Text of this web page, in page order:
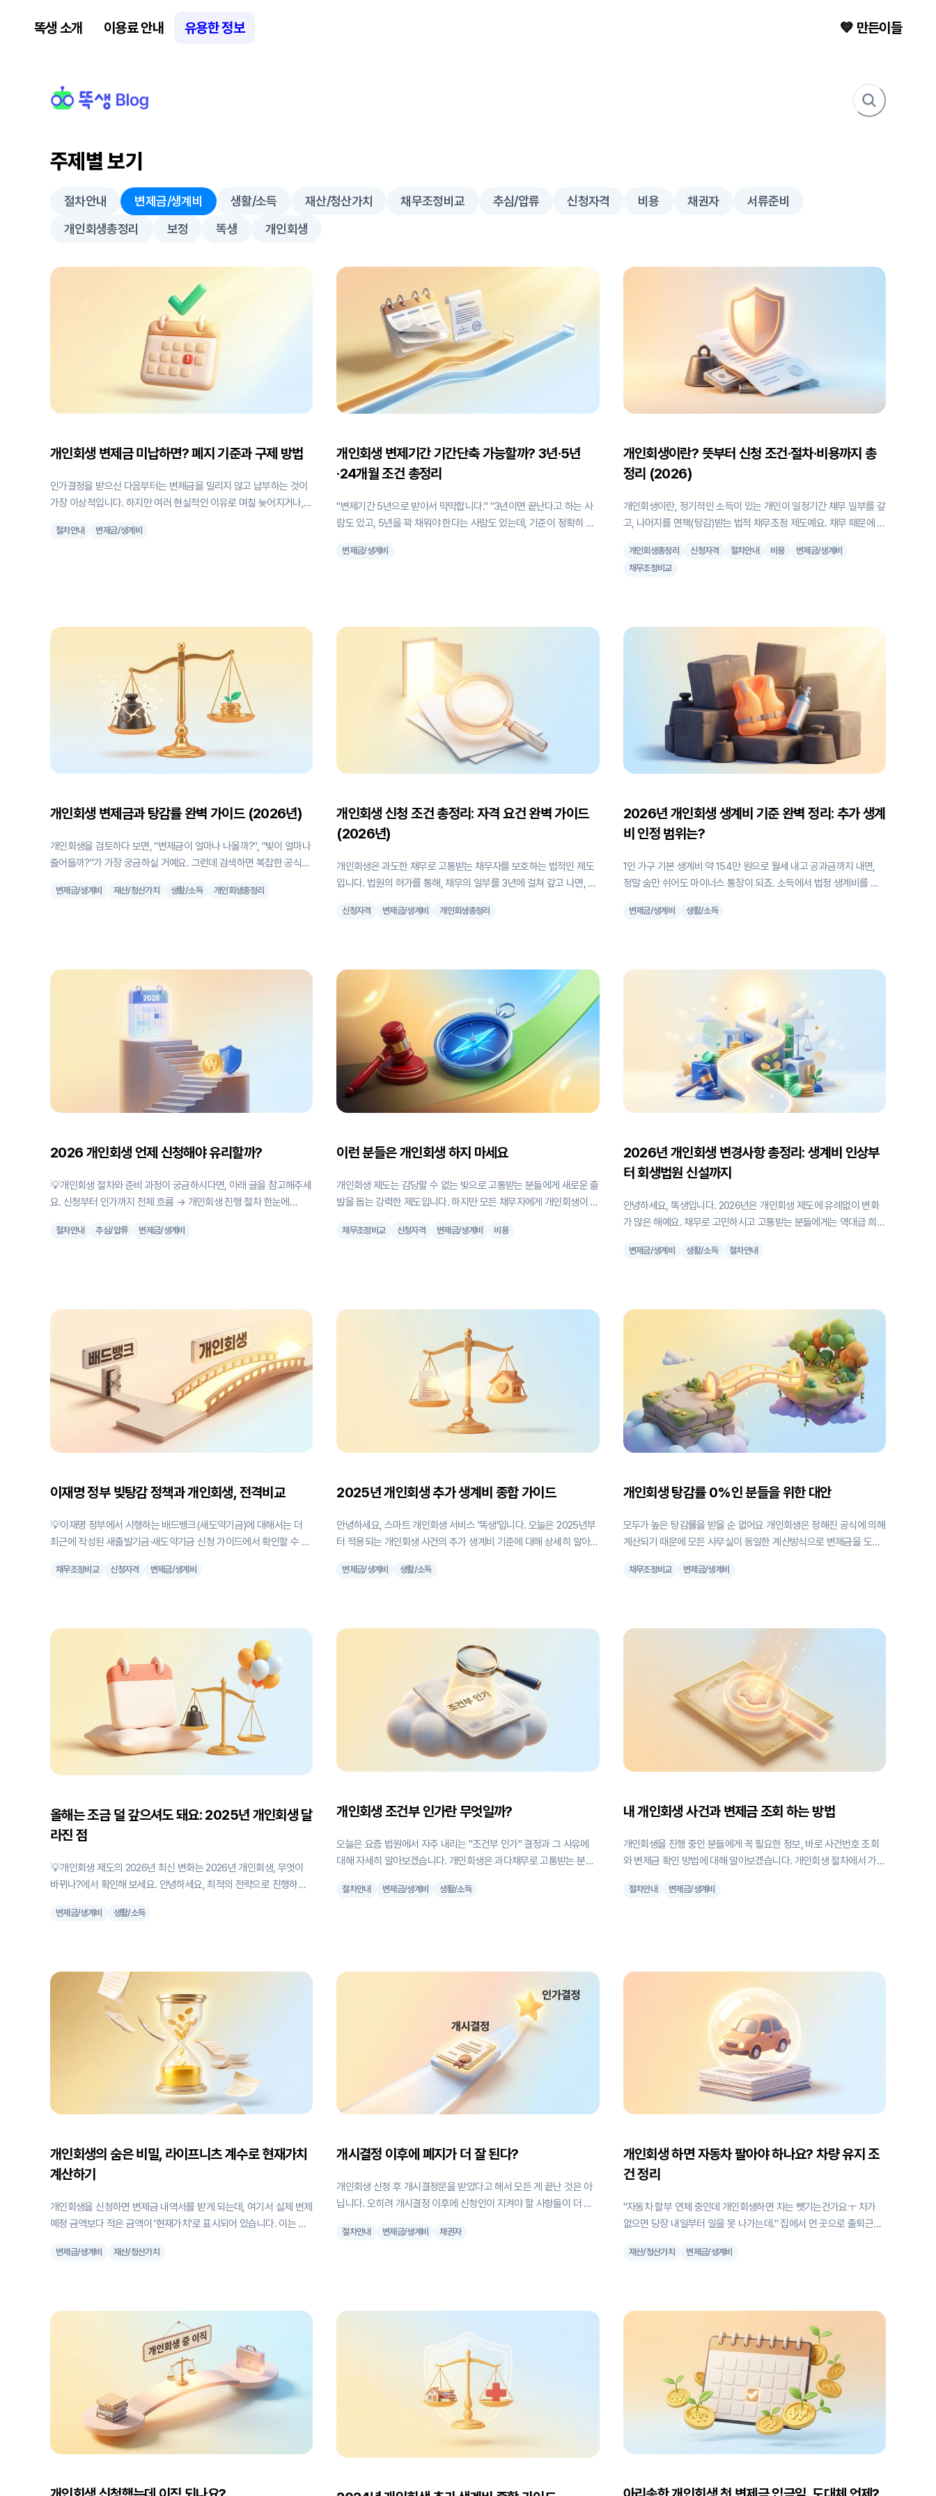
똑생 소개 이용료 안내 유용한 정보 💙 만든이들
변제금/생계비
주제별 보기
절차안내 변제금/생계비 생활/소득 재산/청산가치 채무조정비교 추심/압류 신청자격 비용 채권자
서류준비
개인회생총정리
보정 똑생 개인회생
개인회생 변제금 미납하면? 폐지 기준과 구제 방법
인가결정을 받으신 다음부터는 변제금을 밀리지 않고 납부하는 것이
가장 이상적입니다. 하지만 여러 현실적인 이유로 며칠 늦어지거나,
분들께 '며칠 늦어지면 어떻게 되는지', '미납이 발생할 것 같은데 폐지
번 포스팅에서는 개인회생 폐지 절차와 어떻게 예방하고 대응할 수 있
자회생법에 '3회'라는 횟수가 명시되어 있지는 않습니다. 단지 이행 불
가능이 명백할 때, 절차를 폐지한다고만 되어 있습니다(채무자회생법
절차안내 변제금/생계비
개인회생 변제기간 기간단축 가능할까? 3년·5년
·24개월 조건 총정리
"변제기간 5년으로 받아서 막막합니다." "3년이면 끝난다고 하는 사
람도 있고, 5년을 꽉 채워야 한다는 사람도 있는데, 기준이 정확히 뭔
해야 한다, 어떤 사람은 2년 만에 끝났다더라 사람마다 다르죠. 원칙
년(36개월)을 초과할 수 없다는 것입니다. 그래서 대부분 3년으로 정
해집니다. 참고로 원래는 원칙이 5년(60개월)이었는데, 채무자가 빨
리 경제활동에 복귀할 수 있도록 하자는 취지로 2018년에 3년으로 단
축됐습니다 (대한민국 법원 안내). 예외적으로 최대 5년(60개월)까지
늘어날 수 있습니다. 법에서 정해둔 기준 금액에 못
변제금/생계비
개인회생이란? 뜻부터 신청 조건·절차·비용까지 총
정리 (2026)
개인회생이란, 정기적인 소득이 있는 개인이 일정기간 채무 일부를 갚
고, 나머지를 면책(탕감)받는 법적 채무조정 제도예요. 채무 때문에 막
이 글에서 하나씩 정리해 드릴게요. 개인회생의 뜻부터 신청 조건, 절
차, 비용 구조, 변제금 계산, 면책 후 신용회복까지 2026년 최신 기준
자주 묻는 질문 (FAQ) 개인회생이란? 개인회생은 일정한 소득이 있
지만 채무(빚)가 많아 갚기 어려운 사람이, 일정 기간 동안 일부 금액
만 갚고 나머지 채무를 면제받을 수 있는 법적인 구제 제도입니다. 보
개인회생총정리 신청자격 절차안내 비용
변제금/생계비
채무조정비교
개인회생 변제금과 탕감률 완벽 가이드 (2026년)
개인회생을 검토하다 보면, "변제금이 얼마나 나올까?", "빚이 얼마나
줄어들까?"가 가장 궁금하실 거예요. 그런데 검색하면 복잡한 공식이
려운 경험을 해보셨을 겁니다. 계산기도 대부분 상담을 유도하거나 개
크게 달라요. 이 글에서는 2026년 기준으로 변제금이 어떻게 정해지
는지, 탕감률은 어떻게 되는지 가상 사례를 통해 쉽게 설명해드릴게
야 하는 월 변제금은 간단히 말하면, **소득에서 생계비를 뺀 금액(가
용소득)**이에요. 여기에 나의 변제기간(36개월~60개월)을 곱하면
변제금/생계비 재산/청산가치 생활/소득 개인회생총정리
개인회생 신청 조건 총정리: 자격 요건 완벽 가이드
(2026년)
개인회생은 과도한 채무로 고통받는 채무자를 보호하는 법적인 제도
입니다. 법원의 허가를 통해, 채무의 일부를 3년에 걸쳐 갚고 나면, 남
처분하거나, 직업적인 제한이 따르는 개인파산과 달리 채무자는 자신
는 것이 바로 "나도 신청할 수 있을까?"입니다. 소득이 불규칙하거나,
채무액이 너무 많거나 적다고 생각하시는 분들이 많아요. 이 글에서는
개인회생 신청 자격과 조건을 체계적으로 정리했습니다. 필수 조건 4
가지를 먼저 이해하고, 개인의 특수한 상황에 따른 판단 기준을 확인
하실 수 있습니다. 1. 개인회생 신청 자격, 나도 될까? 개인회생은 채무
자가 일정한 소득으로 채무 일부를 변제하고 나머지는 면책받는 법적
채무조정 제도입니다. 개인회생은 개인파산과 달리 직업 제한이나 재
산 처분 없
신청자격 변제금/생계비 개인회생총정리
2026년 개인회생 생계비 기준 완벽 정리: 추가 생계
비 인정 범위는?
1인 가구 기본 생계비 약 154만 원으로 월세 내고 공과금까지 내면,
정말 숨만 쉬어도 마이너스 통장이 되죠. 소득에서 법정 생계비를 뺀
틸 수 없다는 막막함이 밀려오실 거예요. 다행히 방법이 아예 없는 건
생이란? 총정리에서 생계비가 변제금에 얼마나 큰 영향을 미치는지
생계비와 뭐가 다른가요? 기본 생계비(기준 중위소득의 60%) 안에
는 주거비, 교육비, 의료비가 이미 일정 부분 포함되어 있어요. 하지만
실제 지출이 이 포함 금액을 넘는다면, 그 초과분을 추가 생계비로 인
정해달라고 법원에 요청할 수 있죠. 법원이 인정하는 추가 생계비 항
목은 크게 4가지예요: * 주거비: 월세, 주택담보대출
변제금/생계비 생활/소득
2026 개인회생 언제 신청해야 유리할까?
💡개인회생 절차와 준비 과정이 궁금하시다면, 아래 글을 참고해주세
요. 신청부터 인가까지 전체 흐름 → 개인회생 진행 절차 한눈에
총정리 "2026년에 제도가 좋아진다니까 기다렸다가 하면 되지 않을
근 설명해 드릴게요. 2026년이 좋다는 건 알겠는데.... 왜 지금? 먼저,
왜 많은 분들이 2026년을 기다리는지부터 이해해야 해요. 2026년에
는 개인회생 제도가 획기적으로 개선됩니다: * 1월: 최저생계비 대폭
상향 (역대 최대 중위 소득 인상) → 변제금 부담 감소 * 3월: 회생 법
원 전국 확대 (대전, 대구, 광
절차안내 추심/압류 변제금/생계비
이런 분들은 개인회생 하지 마세요
개인회생 제도는 감당할 수 없는 빚으로 고통받는 분들에게 새로운 출
발을 돕는 강력한 제도입니다. 하지만 모든 채무자에게 개인회생이 최
갚는 것이 시간과 비용을 아낄 뿐 아니라 훨씬 유리하고 빠른 경우가
에서 최대 5년간 법원의 관리 아래 변제를 진행해야 합니다. 만약 본
인의 빚 규모가 상대적으로 작고(예: 1,000만 원 이하), 매달 발생하는
소득이 충분하여 빚을 갚아나갈 여력이 있다면 개인회생을 선택하는
것은 오히려 시간과 비용을 낭비할 수 있습니다. * 문제점: 개인회생
절차 진행을 위해 법률 대리인 수임료와 법원 비용(인지대, 송달료)이
채무조정비교 신청자격 변제금/생계비 비용
2026년 개인회생 변경사항 총정리: 생계비 인상부
터 회생법원 신설까지
안녕하세요, 똑생입니다. 2026년은 개인회생 제도에 유례없이 변화
가 많은 해예요. 채무로 고민하시고 고통받는 분들에게는 역대급 희소
세 곳(대전, 대구, 광주)이 새롭게 신설되며, 압류에서 보호받는 범위
줄었습니다 2. 대전·대구·광주 회생법원 동시 신설 → 인천·경기 북부·
강원을 제외하면 전국 어디서든 회생법원에 접수할 수 있게 됩니다.
회생법원의 사건 처리 기준은 채무자에게 훨씬 유리해요 3. 압류금지
채권 범위 확대 → 급여 압류가 걱정이셨던 분들에게 희소식. 누구나
압류금지계좌를 1개 개설할 수 있고, 250만원까지 보호됩니다 4. 부
채증명서 통합 발급 → 신청 준비에서 가장 오래 걸리고 번거로웠
변제금/생계비 생활/소득 절차안내
이재명 정부 빚탕감 정책과 개인회생, 전격비교
💡이재명 정부에서 시행하는 배드뱅크(새도약기금)에 대해서는 더
최근에 작성된 새출발기금·새도약기금 신청 가이드에서 확인할 수 있
탕감 정책이 큰 화제입니다. 정부가 배드뱅크를 설립해 "빚을 탕감해
니다. 오히려 법원의 개인회생 제도가 더 현실적인 해결책이 될 가능
부는 한국자산관리공사(캠코)가 출자한 배드뱅크를 통해 금융회사의
부실채권을 매입하여 채무조정을 실시한다고 발표했습니다. 언뜻 보
면 파격적인 빚탕감 정책이지만, 실제 적용 조건을 들여다보면 극소수
의 취약계층만을 위한 특별조치임을 알 수 있습니다. 이재명표 탕감을
받을 수 있는 사람
채무조정비교 신청자격 변제금/생계비
2025년 개인회생 추가 생계비 종합 가이드
안녕하세요, 스마트 개인회생 서비스 '똑생'입니다. 오늘은 2025년부
터 적용되는 개인회생 사건의 추가 생계비 기준에 대해 상세히 알아보
년 12월 12일에 의결한 사항을 바탕으로 작성되었으며, 개인회생을 고
생활에 필요한 비용을 보다 현실적으로 반영하기 위한 제도입니다. 주
로 주거비, 교육비, 의료비 등이 여기에 해당되며, 이를 통해 채무자의
기본적인 생활을 보장하면서도 효과적인 채무 변제가 가능하도록 합
계비로 인정되기 위해서는 다음 중 하나에 해당해야 합니다: 1. 주택담
보대출채권의 원리금을 상환해야 하는 경우 2. 월
변제금/생계비 생활/소득
개인회생 탕감률 0%인 분들을 위한 대안
모두가 높은 탕감률을 받을 순 없어요 개인회생은 정해진 공식에 의해
계산되기 때문에 모든 사무실이 동일한 계산방식으로 변제금을 도출
해요. 대부분의 탕감률이 낮아지는 사유는 수입이 많고 생계비로 인정
씀을 하실 수 있어요. "제 탕감액이 100만원도 안되는데 개인회생을
할 이유가 없어요. 차라리 워크아웃을 바로 하는 게 낫지 않을까요?"
워크아웃(채무조정)이란? 신용회복위원회에서 진행중인 채무상환제
도를 말해요. 최대 70%까지도 원금 탕감을 해주는 등, 개인회생과도
많이 비교선상에 오른답니다. 워크아웃의 간단한 장점을 말씀드리자
채무조정비교 변제금/생계비
올해는 조금 덜 갚으셔도 돼요: 2025년 개인회생 달
라진 점
💡개인회생 제도의 2026년 최신 변화는 2026년 개인회생, 무엇이
바뀌나?에서 확인해 보세요. 안녕하세요, 최적의 전략으로 진행하는
개인회생 제도 변화에 대해 문의를 주시고 계십니다. 특히 최저생계비
상 왜 이렇게 많이 올랐나? 여러분들도 체감하고 계시죠? 물가가 너
무 많이 올랐어요. 러시아-우크라이나 전쟁은 아직도 끝나지 않았고,
코로나 영향으로 인한 인플레이션도 계속되고 있죠. 금리도 계속 내리
고 있는 상황입니다. 이런 현실을 반영해서 2025년 최저생계비가 작
년 대비 약 7% 인상되었습니다. 실제 물가 상승을 생각하면 당연한
조치라고 볼 수 있죠. 2025년 가구별 최저생계비 상세
변제금/생계비 생활/소득
개인회생 조건부 인가란 무엇일까?
오늘은 요즘 법원에서 자주 내리는 "조건부 인가" 결정과 그 사유에
대해 자세히 알아보겠습니다. 개인회생은 과다채무로 고통받는 분들
무를 조정하고 면책을 받을 수 있기 때문이죠. 그러나 최근 제도를 악
내용 등이 있습니다. 즉, 채무자의 갚을 능력을 계속 지켜보겠다는 뜻
* 매달 들어오는 소득이 다른 경우 * 전 직장보다 현 직장의 소득이 현
저히 낮을 때 * 채무가 최근에 발생했는데 변제율이 지나치게 낮은
절차안내 변제금/생계비 생활/소득
내 개인회생 사건과 변제금 조회 하는 방법
개인회생을 진행 중인 분들에게 꼭 필요한 정보, 바로 사건번호 조회
와 변제금 확인 방법에 대해 알아보겠습니다. 개인회생 절차에서 가장
로 간편하게 절차 진행 상황을 체크할 수 있습니다. 개인회생 사건번
사건번호를 받으셨다면 이제 개인회생 진행 상황을 온라인으로 확인
할 차례입니다. 대한민국 법원 홈페이지에서 제공하는 '나의 사건검
색' 서비스를 이용하면 쉽고 빠르게 할 수 있어요. 포털 사이트 검색창
에 '나의 사건검색'을 입력하시거나 아래 링크로 바로 접속하세요. 나
절차안내 변제금/생계비
개인회생의 숨은 비밀, 라이프니츠 계수로 현재가치
계산하기
개인회생을 신청하면 변제금 내역서를 받게 되는데, 여기서 실제 변제
예정 금액보다 적은 금액이 '현재가치'로 표시되어 있습니다. 이는 복
수 있지만, 개인회생 과정을 이해하는 데 꼭 필요한 개념이니 함께 알
츠 계수표를 보면 36개월에는 다른 숫자가 적혀 있습니다. 왜 그럴까
뒤, 거기에 3을 더해서 계산합니다. 따라서 33개월에 해당하는 라이
프니츠 계수 30.7719에 3을 더한 값인 33.7719를 사용하게 되는 것
이죠. 복잡해 보이지만 원리를 알고 나면 어렵지 않습니다. 실제 사례
로 배우는 현재가치 계산법 월 변제금이 100만 원인 분이 36
변제금/생계비 재산/청산가치
개시결정 이후에 폐지가 더 잘 된다?
개인회생 신청 후 개시결정문을 받았다고 해서 모든 게 끝난 것은 아
닙니다. 오히려 개시결정 이후에 신청인이 지켜야 할 사항들이 더 중
폐지되는 사례가 더 많다고 합니다. 그렇다면 개인회생 개시결정 후
있기 때문이죠. 만약 누락된 채권자가 있다면 변호사와 상의해 추가
는 앞으로 변제금을 납부할 계좌번호가 적혀 있습니다. 하지만 변제
시작 시점과 금액은 변제계획안에 따라 결정됩니다. 예를 들어 개인회
생을 신청할 때 변제계획안에 2024년 6월부터 매달 40만원씩 갚겠
절차안내 변제금/생계비 채권자
개인회생 하면 자동차 팔아야 하나요? 차량 유지 조
건 정리
"자동차 할부 연체 중인데 개인회생하면 차는 뺏기는건가요ㅜ 차가
없으면 당장 내일부터 일을 못 나가는데." 집에서 먼 곳으로 출퇴근하
이동 수단이 아니죠. 개인회생을 하게 되면, 차량을 처분해야 할까봐
부·자동차담보대출 등), 아니면 온전히 나의 재산인지에 따라 개인회
생 절차에서 취급하는 방식이 달라집니다. 담보가 전혀 없는 차량이라
면 별도 조치 없이 유지할 수 있어요. 다만 차량의 중고 시세가 나의
재산가치에 포함되기 때문에, 그만큼 변제금 총액이 늘어날 수 있어요
(청산가치 보장의 원칙). 💡'청산가치 보장의 원칙'이란? 개인회생
재산/청산가치 변제금/생계비